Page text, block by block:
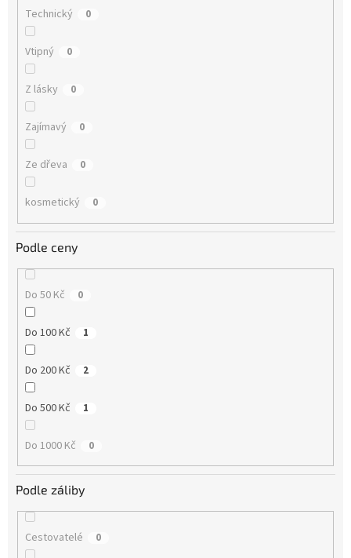
Technický 0
Vtipný 0
Z lásky 0
Zajímavý 0
Ze dřeva 0
kosmetický 0
Podle ceny
Do 50 Kč 0
Do 100 Kč 1
Do 200 Kč 2
Do 500 Kč 1
Do 1000 Kč 0
Podle záliby
Cestovatelé 0